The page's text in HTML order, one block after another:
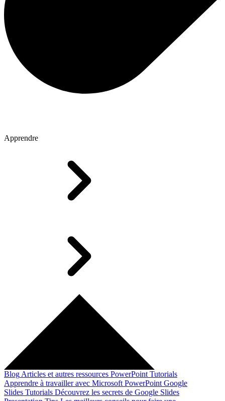
Apprendre
Blog Articles et autres ressources PowerPoint Tutorials
Apprendre à travailler avec Microsoft PowerPoint Google
Slides Tutorials Découvrez les secrets de Google Slides